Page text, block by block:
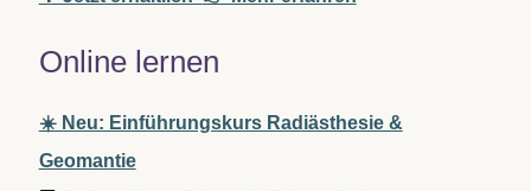
Online lernen
☀️ Neu: Einführungskurs Radiästhesie &
Geomantie